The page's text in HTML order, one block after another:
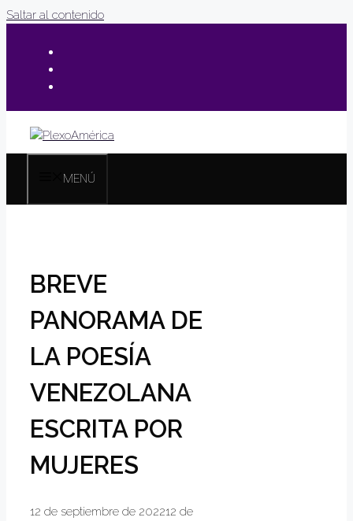
Saltar al contenido
MENÚ
BREVE
PANORAMA DE
LA POESÍA
VENEZOLANA
ESCRITA POR
MUJERES
12 de septiembre de 202212 de